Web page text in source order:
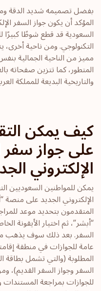
بفضل تصميمه شديد الدقة
المؤكد أن يكون جواز السفر
السعودية قد قطع شوطًا كبيرًا
التكنولوجي. ومن ناحية أخرى،
مميز من الناحية الجمالية
المتطور، كما تتزين صفحاته
والتاريخية البديعة للمملكة
كيف يمكن
على جواز
الإلكتروني
يمكن للمواطنين السعوديين
الإلكتروني الجديد على منصة
المتقدمون بتحديد موعد
“أبشر”، ثم اختيار الأيقونة
السفر. بعد ذلك سوف يذهب
عامة للجوازات في منطقة
المطلوبة (والتي تشمل
السفر وجواز السفر القديم)،
للجوازات بمراجعة المستندات